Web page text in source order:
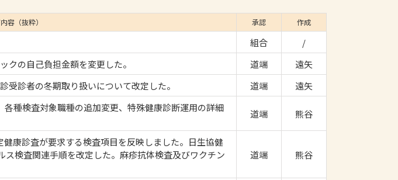
容（抜粋） 承認 作成
組合
/
クの自己負担金額を変更した。 道端
遠矢
受診者の冬期取り扱いについて改定した。 道端 遠矢
種検査対象職種の追加変更、特殊健康診断運用の詳細
道端 熊谷
康診査が要求する検査項目を反映しました。日生協健
検査関連手順を改定した。麻疹抗体検査及びワクチン
道端 熊谷